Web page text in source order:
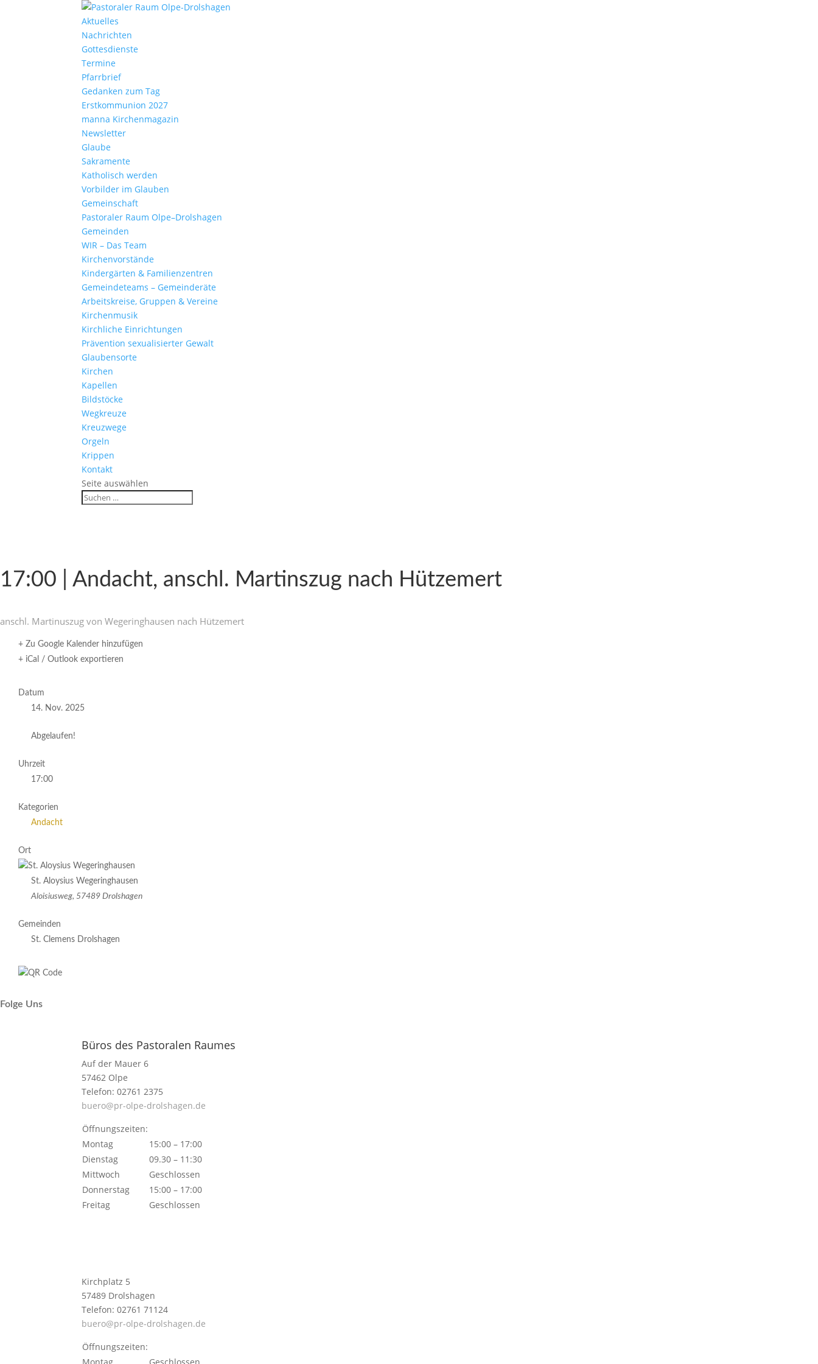
Aktu­elles
Nach­richten
Gottes­dienste
Termine
Pfarr­brief
Gedanken zum Tag
Erst­kom­mu­nion 2027
manna Kirchen­ma­gazin
News­letter
Glaube
Sakra­mente
Katho­lisch werden
Vorbilder im Glauben
Gemein­schaft
Pasto­raler Raum Olpe–Drolshagen
Gemeinden
WIR – Das Team
Kirchen­vor­stände
Kinder­gärten & Familienzentren
Gemein­de­teams – Gemeinderäte
Arbeits­kreise, Gruppen & Vereine
Kirchen­musik
Kirch­liche Einrichtungen
Präven­tion sexua­li­sierter Gewalt
Glau­ben­s­orte
Kirchen
Kapellen
Bild­stöcke
Wegkreuze
Kreuz­wege
Orgeln
Krippen
Kontakt
Seite auswählen
17:00 | Andacht, anschl. Martinszug nach Hützemert
anschl. Marti­nuszug von Wegering­hausen nach Hützemert
+ Zu Google Kalender hinzufügen
+ iCal / Outlook exportieren
Datum
14. Nov. 2025
Abgelaufen!
Uhrzeit
17:00
Kategorien
Andacht
Ort
St. Aloysius Wegeringhausen
Aloisiusweg, 57489 Drolshagen
Gemeinden
St. Clemens Drolshagen
Folge Uns
Büros des Pastoralen Raumes
Auf der Mauer 6
57462 Olpe
Telefon: 02761 2375
buero@pr-olpe-drolshagen.de
Öffnungszeiten:
Montag
15:00 – 17:00
Dienstag
09.30 – 11:30
Mittwoch
Geschlossen
Donnerstag
15:00 – 17:00
Freitag
Geschlossen
Kirchplatz 5
57489 Drolshagen
Telefon: 02761 71124
buero@pr-olpe-drolshagen.de
Öffnungszeiten: